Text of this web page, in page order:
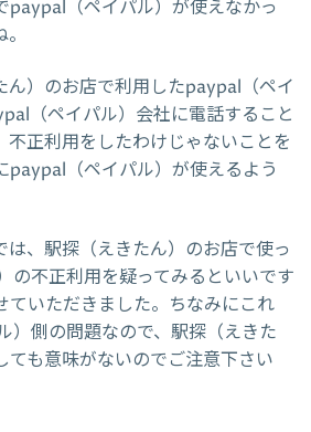
paypal（ペイパル）が使えなかっ
ん）のお店で利用したpaypal（ペイ
（ペイパル）会社に電話すること
不正利用をしたわけじゃないことを
paypal（ペイパル）が使えるよう
は、駅探（えきたん）のお店で使っ
の不正利用を疑ってみるといいです
ていただきました。ちなみにこれ
）側の問題なので、駅探（えきた
ても意味がないのでご注意下さい